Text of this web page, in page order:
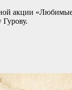
акции